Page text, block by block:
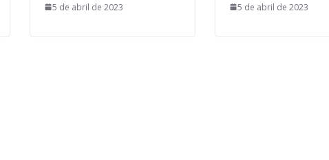
5 de abril de 2023 5 de abril de 2023